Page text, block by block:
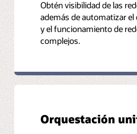
Obtén visibilidad de las
además de automatizar
y el funcionamiento de
complejos.
Orquestación